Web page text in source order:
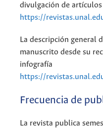
divulgación de
https://
La descripción general
manuscrito desde su
infografía
https://
Frecuencia de
La revista publica